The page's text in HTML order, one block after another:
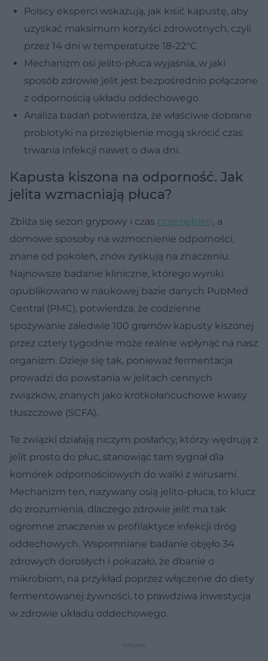
Polscy eksperci wskazują, jak kisić kapustę, aby
uzyskać maksimum korzyści zdrowotnych, czyli
przez 14 dni w temperaturze 18-22°C
Mechanizm osi jelito-płuca wyjaśnia, w jaki
sposób zdrowie jelit jest bezpośrednio połączone
z odpornością układu oddechowego
Analiza badań potwierdza, że właściwie dobrane
probiotyki na przeziębienie mogą skrócić czas
trwania infekcji nawet o dwa dni.
Kapusta kiszona na odporność. Jak
jelita wzmacniają płuca?
Zbliża się sezon grypowy i czas przeziębień, a
domowe sposoby na wzmocnienie odporności,
znane od pokoleń, znów zyskują na znaczeniu.
Najnowsze badanie kliniczne, którego wyniki
opublikowano w naukowej bazie danych PubMed
Central (PMC), potwierdza, że codzienne
spożywanie zaledwie 100 gramów kapusty kiszonej
przez cztery tygodnie może realnie wpłynąć na nasz
organizm. Dzieje się tak, ponieważ fermentacja
prowadzi do powstania w jelitach cennych
związków, znanych jako krótkołańcuchowe kwasy
tłuszczowe (SCFA).
Te związki działają niczym posłańcy, którzy wędrują z
jelit prosto do płuc, stanowiąc tam sygnał dla
komórek odpornościowych do walki z wirusami.
Mechanizm ten, nazywany osią jelito-płuca, to klucz
do zrozumienia, dlaczego zdrowie jelit ma tak
ogromne znaczenie w profilaktyce infekcji dróg
oddechowych. Wspomniane badanie objęło 34
zdrowych dorosłych i pokazało, że dbanie o
mikrobiom, na przykład poprzez włączenie do diety
fermentowanej żywności, to prawdziwa inwestycja
w zdrowie układu oddechowego.